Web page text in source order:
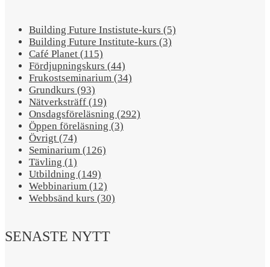
Building Future Instistute-kurs (5)
Building Future Institute-kurs (3)
Café Planet (115)
Fördjupningskurs (44)
Frukostseminarium (34)
Grundkurs (93)
Nätverksträff (19)
Onsdagsföreläsning (292)
Öppen föreläsning (3)
Övrigt (74)
Seminarium (126)
Tävling (1)
Utbildning (149)
Webbinarium (12)
Webbsänd kurs (30)
SENASTE NYTT